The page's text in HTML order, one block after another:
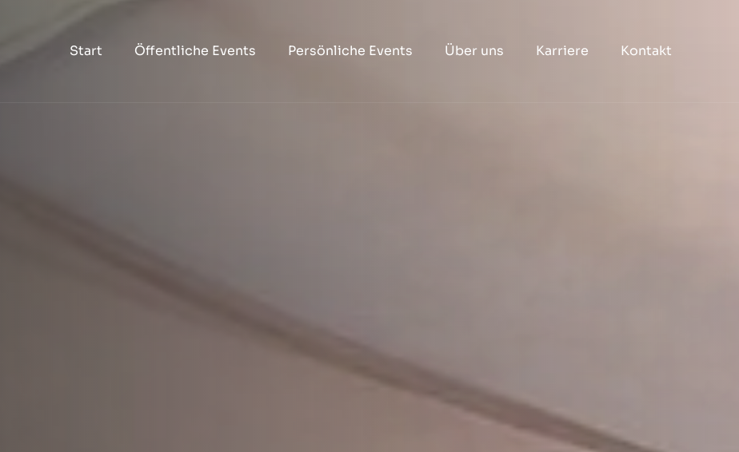
Start Öffentliche Events Persönliche Events Über uns Karriere Kontakt